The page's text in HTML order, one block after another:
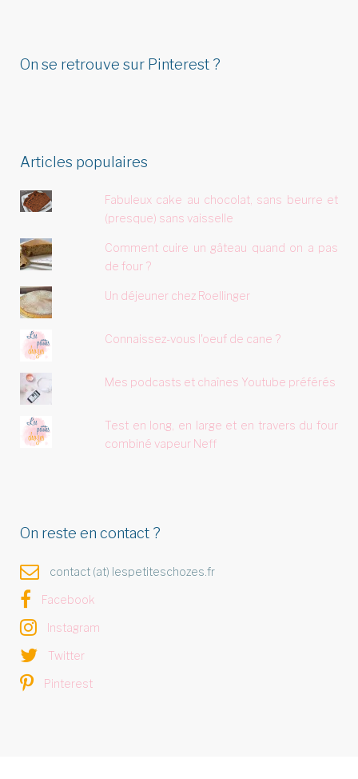
On se retrouve sur Pinterest ?
Articles populaires
Fabuleux cake au chocolat, sans beurre et
(presque) sans vaisselle
Comment cuire un gâteau quand on a pas
de four ?
Un déjeuner chez Roellinger
Connaissez-vous l'oeuf de cane ?
Mes podcasts et chaînes Youtube préférés
Test en long, en large et en travers du four
combiné vapeur Neff
On reste en contact ?
contact (at) lespetiteschozes.fr
Facebook
Instagram
Twitter
Pinterest